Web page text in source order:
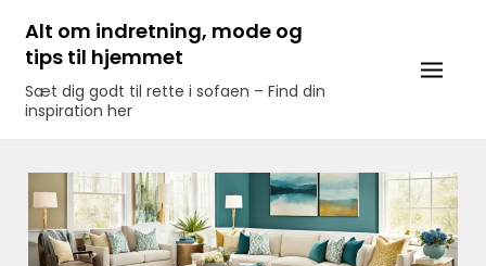
content
Alt om indretning, mode og
tips til hjemmet
Sæt dig godt til rette i sofaen – Find din
inspiration her